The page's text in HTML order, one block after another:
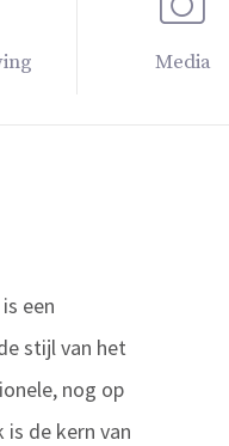
Media
een
stijl van het
nog op
de kern van